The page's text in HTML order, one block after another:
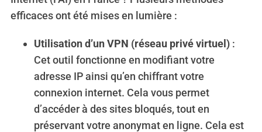
efficaces ont été mises en lumière :
Utilisation d’un VPN (réseau privé virtuel):
Cet outil fonctionne en modifiant votre
adresse IP ainsi qu’en chiffrant votre
connexion internet. Cela vous permet
d’accéder à des sites bloqués, tout en
préservant votre anonymat en ligne. Cela est